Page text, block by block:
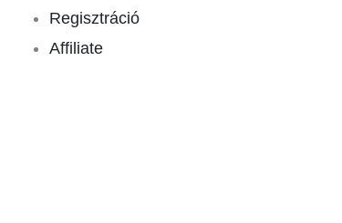
Regisztráció
Affiliate